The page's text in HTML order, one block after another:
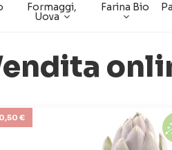
Formaggi,
Uova
Farina Bio
€